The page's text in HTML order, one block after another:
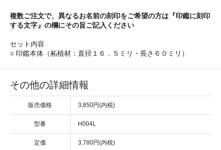
複数ご注文で、異なるお名前の刻印をご希望の方は『印鑑に刻印
する文字』の欄にその旨ご記入ください
セット内容
○ 印鑑本体（柘植材：直径１６．５ミリ・長さ６０ミリ）
その他の詳細情報
販売価格 3,850円(内税)
型番 H004L
定価 3,780円(内税)